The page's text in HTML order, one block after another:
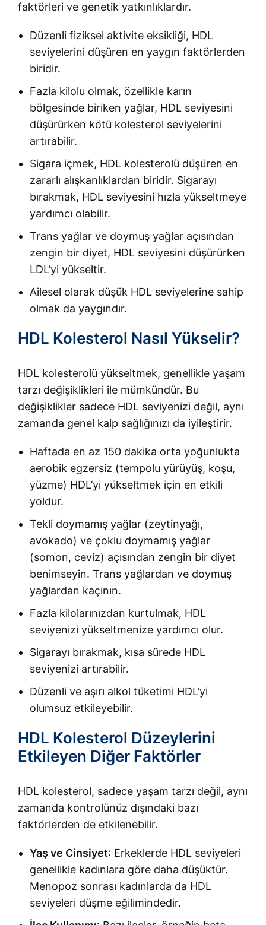
faktörleri ve genetik yatkınlıklardır.
Düzenli fiziksel aktivite eksikliği, HDL
seviyelerini düşüren en yaygın faktörlerden
biridir.
Fazla kilolu olmak, özellikle karın
bölgesinde biriken yağlar, HDL seviyesini
düşürürken kötü kolesterol seviyelerini
artırabilir.
Sigara içmek, HDL kolesterolü düşüren en
zararlı alışkanlıklardan biridir. Sigarayı
bırakmak, HDL seviyesini hızla yükseltmeye
yardımcı olabilir.
Trans yağlar ve doymuş yağlar açısından
zengin bir diyet, HDL seviyesini düşürürken
LDL’yi yükseltir.
Ailesel olarak düşük HDL seviyelerine sahip
olmak da yaygındır.
HDL Kolesterol Nasıl Yükselir?
HDL kolesterolü yükseltmek, genellikle yaşam
tarzı değişiklikleri ile mümkündür. Bu
değişiklikler sadece HDL seviyenizi değil, aynı
zamanda genel kalp sağlığınızı da iyileştirir.
Haftada en az 150 dakika orta yoğunlukta
aerobik egzersiz (tempolu yürüyüş, koşu,
yüzme) HDL’yi yükseltmek için en etkili
yoldur.
Tekli doymamış yağlar (zeytinyağı,
avokado) ve çoklu doymamış yağlar
(somon, ceviz) açısından zengin bir diyet
benimseyin. Trans yağlardan ve doymuş
yağlardan kaçının.
Fazla kilolarınızdan kurtulmak, HDL
seviyenizi yükseltmenize yardımcı olur.
Sigarayı bırakmak, kısa sürede HDL
seviyenizi artırabilir.
Düzenli ve aşırı alkol tüketimi HDL’yi
olumsuz etkileyebilir.
HDL Kolesterol Düzeylerini
Etkileyen Diğer Faktörler
HDL kolesterol, sadece yaşam tarzı değil, aynı
zamanda kontrolünüz dışındaki bazı
faktörlerden de etkilenebilir.
Yaş ve Cinsiyet: Erkeklerde HDL seviyeleri
genellikle kadınlara göre daha düşüktür.
Menopoz sonrası kadınlarda da HDL
seviyeleri düşme eğilimindedir.